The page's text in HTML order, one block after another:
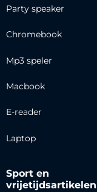
Party speaker
Chromebook
Mp3 speler
Macbook
E-reader
Laptop
Sport en
vrijetijdsartikelen